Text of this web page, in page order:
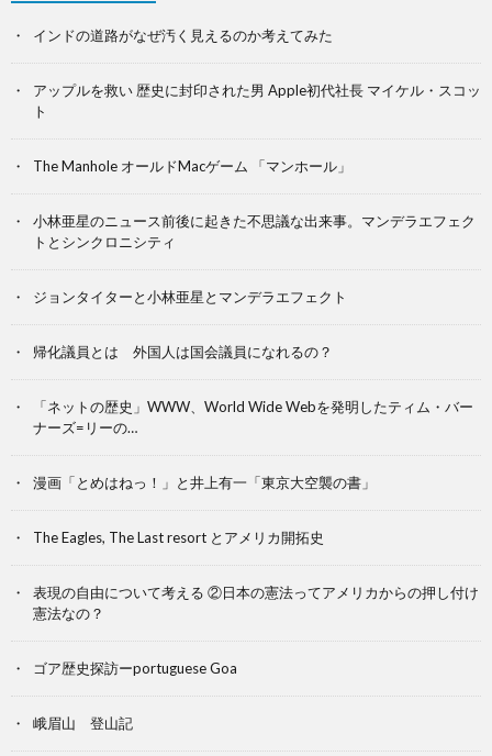
インドの道路がなぜ汚く見えるのか考えてみた
アップルを救い 歴史に封印された男 Apple初代社長 マイケル・スコッ
ト
The Manhole オールドMacゲーム 「マンホール」
小林亜星のニュース前後に起きた不思議な出来事。マンデラエフェク
トとシンクロニシティ
ジョンタイターと小林亜星とマンデラエフェクト
帰化議員とは 外国人は国会議員になれるの？
「ネットの歴史」WWW、World Wide Webを発明したティム・バー
ナーズ=リーの…
漫画「とめはねっ！」と井上有一「東京大空襲の書」
The Eagles, The Last resort とアメリカ開拓史
表現の自由について考える ②日本の憲法ってアメリカからの押し付け
憲法なの？
ゴア歴史探訪ーportuguese Goa
峨眉山 登山記